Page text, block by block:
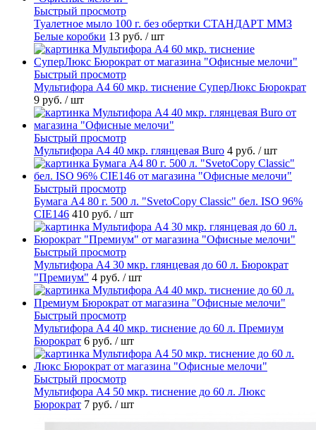
Быстрый просмотр
Туалетное мыло 100 г. без обертки СТАНДАРТ ММЗ
Белые коробки 13 руб. / шт
Быстрый просмотр
Мультифора А4 60 мкр. тиснение СуперЛюкс Бюрократ
9 руб. / шт
Быстрый просмотр
Мультифора А4 40 мкр. глянцевая Buro 4 руб. / шт
Быстрый просмотр
Бумага А4 80 г. 500 л. "SvetoCopy Classic" бел. ISO 96%
CIE146 410 руб. / шт
Быстрый просмотр
Мультифора А4 30 мкр. глянцевая до 60 л. Бюрократ
"Премиум" 4 руб. / шт
Быстрый просмотр
Мультифора А4 40 мкр. тиснение до 60 л. Премиум
Бюрократ 6 руб. / шт
Быстрый просмотр
Мультифора А4 50 мкр. тиснение до 60 л. Люкс
Бюрократ 7 руб. / шт